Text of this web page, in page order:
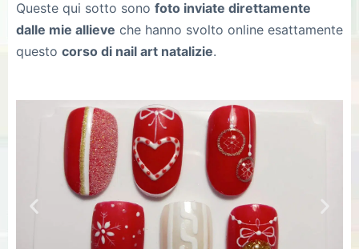
Queste qui sotto sono foto inviate direttamente
dalle mie allieve che hanno svolto online esattamente
questo corso di nail art natalizie.